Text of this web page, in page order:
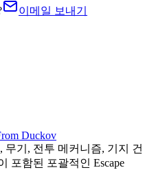
이메일 보내기
Duckov
기, 전투 메커니즘, 기지 건
포함된 포괄적인 Escape